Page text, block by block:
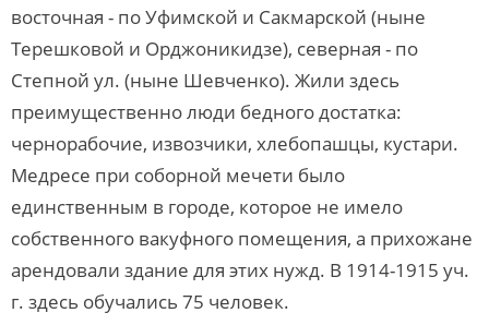
восточ­ная - по Уфимской и Сакмарской (ныне
Терешковой и Орджони­кидзе), северная - по
Степной ул. (ныне Шевченко). Жили здесь
преимущественно люди бедного достатка:
чернорабочие, извоз­чики, хлебопашцы, кустари.
Медресе при соборной мечети было
единственным в горо­де, которое не имело
собственного вакуфного помещения, а при­хожане
арендовали здание для этих нужд. В 1914-1915 уч.
г. здесь обучались 75 человек.